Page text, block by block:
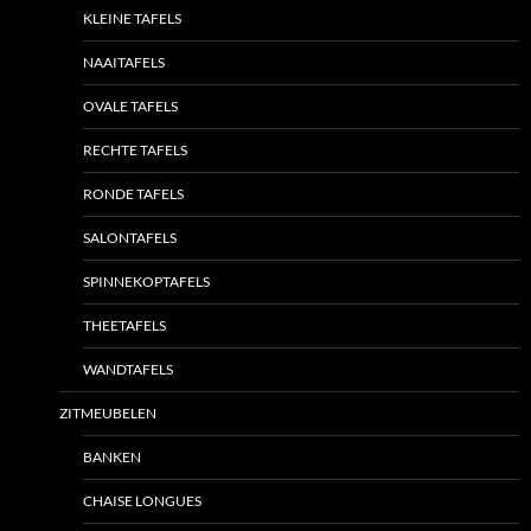
KLEINE TAFELS
NAAITAFELS
OVALE TAFELS
RECHTE TAFELS
RONDE TAFELS
SALONTAFELS
SPINNEKOPTAFELS
THEETAFELS
WANDTAFELS
ZITMEUBELEN
BANKEN
CHAISE LONGUES